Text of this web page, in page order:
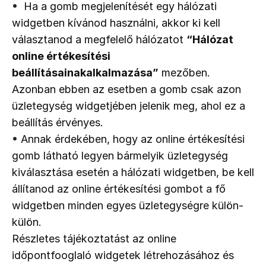
•
Ha a gomb megjelenítését egy hálózati
widgetben kívánod használni, akkor ki kell
választanod a megfelelő hálózatot “Hálózat
online értékesítési
beállításainakalkalmazása” mezőben.
Azonban ebben az esetben a gomb csak azon
üzletegység widgetjében jelenik meg, ahol ez a
beállítás érvényes.
• Annak érdekében, hogy az online értékesítési
gomb látható legyen bármelyik üzletegység
kiválasztása esetén a hálózati widgetben, be kell
állítanod az online értékesítési gombot a fő
widgetben minden egyes üzletegységre külön-
külön.
Részletes tájékoztatást az online
időpontfooglaló widgetek létrehozásához és